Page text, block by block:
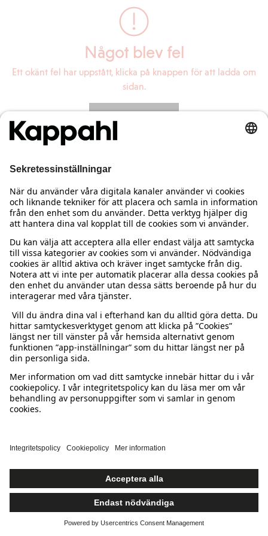
Något blev fel
Ett okänt fel har uppstått, klicka på knappen för att ladda om
sidan.